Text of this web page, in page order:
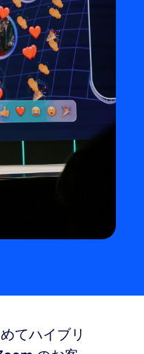
てハイブリ